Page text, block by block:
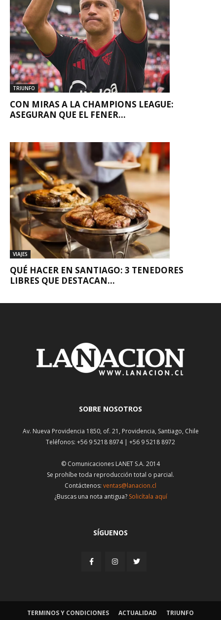
TRIUNFO
CON MIRAS A LA CHAMPIONS LEAGUE:
ASEGURAN QUE EL FENER...
VIAJES
QUÉ HACER EN SANTIAGO: 3 TENEDORES
LIBRES QUE DESTACAN...
SOBRE NOSOTROS
Av. Nueva Providencia 1850, of. 21, Providencia, Santiago, Chile
Teléfonos: +56 9 5218 8974 | +56 9 5218 8972
© Comunicaciones LANET S.A. 2014
Se prohíbe toda reproducción total o parcial.
Contáctenos: ventas@lanacion.cl
¿Buscas una nota antigua? Solicítala aquí
SÍGUENOS
TERMINOS Y CONDICIONES ACTUALIDAD TRIUNFO